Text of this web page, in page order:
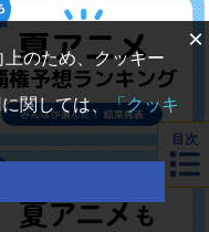
目次
×
のため、クッキー
関しては、「クッキ